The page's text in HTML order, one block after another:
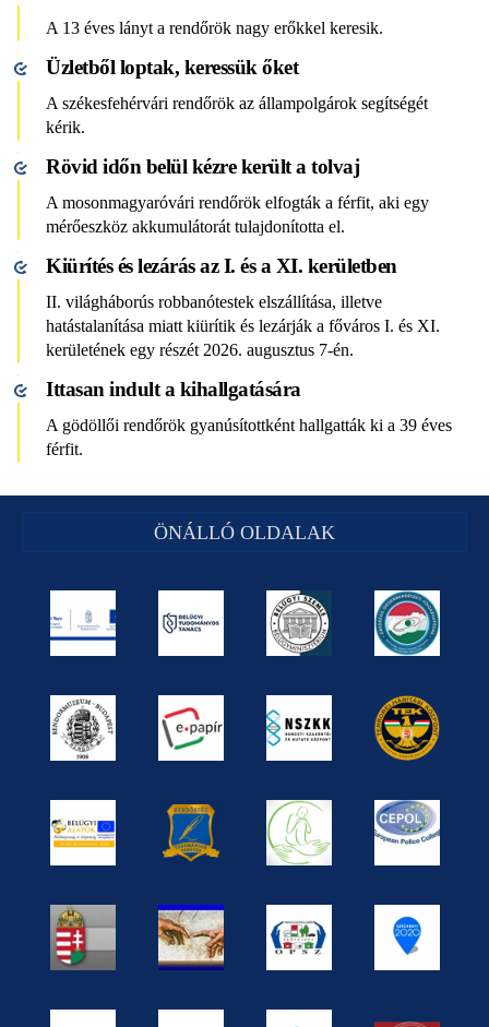
A 13 éves lányt a rendőrök nagy erőkkel keresik.
Üzletből loptak, keressük őket
A székesfehérvári rendőrök az állampolgárok segítségét
kérik.
Rövid időn belül kézre került a tolvaj
A mosonmagyaróvári rendőrök elfogták a férfit, aki egy
mérőeszköz akkumulátorát tulajdonította el.
Kiürítés és lezárás az I. és a XI. kerületben
II. világháborús robbanótestek elszállítása, illetve
hatástalanítása miatt kiürítik és lezárják a főváros I. és XI.
kerületének egy részét 2026. augusztus 7-én.
Ittasan indult a kihallgatására
A gödöllői rendőrök gyanúsítottként hallgatták ki a 39 éves
férfit.
ÖNÁLLÓ OLDALAK